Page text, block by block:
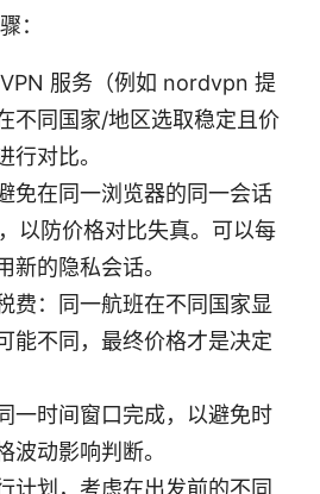
：
服务（例如 nordvpn 提
不同国家/地区选取稳定且价
行对比。
免在同一浏览器的同一会话
以防价格对比失真。可以每
新的隐私会话。
费：同一航班在不同国家显
能不同，最终价格才是决定
一时间窗口完成，以避免时
波动影响判断。
计划，考虑在出发前的不同